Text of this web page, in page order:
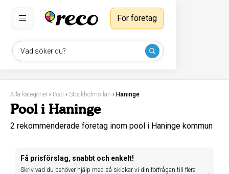
Vad söker du?
För företag
Alla kategorier › Pool › Stockholms län › Haninge
Pool i Haninge
2 rekommenderade företag inom pool i Haninge kommun
Få prisförslag, snabbt och enkelt!
Skriv vad du behöver hjälp med så skickar vi din förfrågan till flera